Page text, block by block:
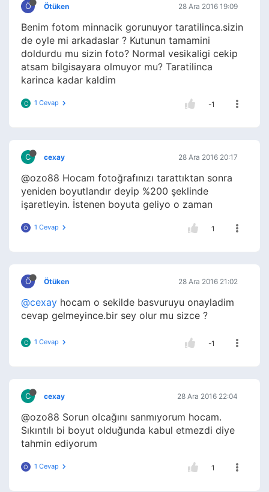
Ö Ötüken 28 Ara 2016 19:09
Benim fotom minnacik gorunuyor taratilinca.sizin
de oyle mi arkadaslar ? Kutunun tamamini
doldurdu mu sizin foto? Normal vesikaligi cekip
atsam bilgisayara olmuyor mu? Taratilinca
karinca kadar kaldim
C 1 Cevap -1
C cexay 28 Ara 2016 20:17
@ozo88 Hocam fotoğrafınızı tarattıktan sonra
yeniden boyutlandır deyip %200 şeklinde
işaretleyin. İstenen boyuta geliyo o zaman
Ö 1 Cevap 1
Ö Ötüken 28 Ara 2016 21:02
@cexay hocam o sekilde basvuruyu onayladim
cevap gelmeyince.bir sey olur mu sizce ?
C 1 Cevap -1
C cexay 28 Ara 2016 22:04
@ozo88 Sorun olcağını sanmıyorum hocam.
Sıkıntılı bi boyut olduğunda kabul etmezdi diye
tahmin ediyorum
Ö 1 Cevap 1